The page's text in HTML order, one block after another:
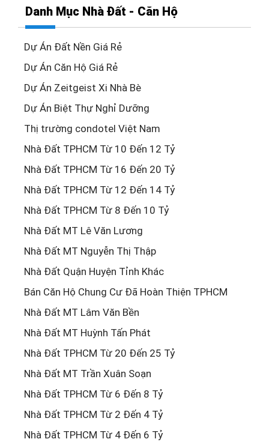
Danh Mục Nhà Đất - Căn Hộ
Dự Án Đất Nền Giá Rẻ
Dự Án Căn Hộ Giá Rẻ
Dự Án Zeitgeist Xi Nhà Bè
Dự Án Biệt Thự Nghỉ Dưỡng
Thị trường condotel Việt Nam
Nhà Đất TPHCM Từ 10 Đến 12 Tỷ
Nhà Đất TPHCM Từ 16 Đến 20 Tỷ
Nhà Đất TPHCM Từ 12 Đến 14 Tỷ
Nhà Đất TPHCM Từ 8 Đến 10 Tỷ
Nhà Đất MT Lê Văn Lương
Nhà Đất MT Nguyễn Thị Thập
Nhà Đất Quận Huyện Tỉnh Khác
Bán Căn Hộ Chung Cư Đã Hoàn Thiện TPHCM
Nhà Đất MT Lâm Văn Bền
Nhà Đất MT Huỳnh Tấn Phát
Nhà Đất TPHCM Từ 20 Đến 25 Tỷ
Nhà Đất MT Trần Xuân Soạn
Nhà Đất TPHCM Từ 6 Đến 8 Tỷ
Nhà Đất TPHCM Từ 2 Đến 4 Tỷ
Nhà Đất TPHCM Từ 4 Đến 6 Tỷ